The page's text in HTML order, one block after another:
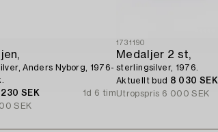
Anders Nyborg, 1976-
SEK
1d 6 tim
SEK
1731190
Medaljer 2 st,
sterlingsilver, 1976.
Aktuellt bud 8 030 SEK
Utropspris 6 000 SEK